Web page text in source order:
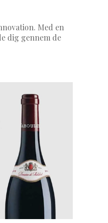
Med en
dig gennem de